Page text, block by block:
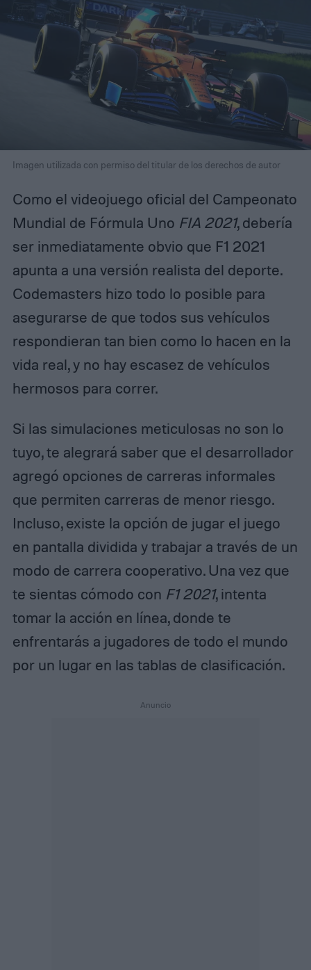
Imagen utilizada con permiso del titular de los derechos de autor
Como el videojuego oficial del Campeonato
Mundial de Fórmula Uno FIA 2021, debería
ser inmediatamente obvio que F1 2021
apunta a una versión realista del deporte.
Codemasters hizo todo lo posible para
asegurarse de que todos sus vehículos
respondieran tan bien como lo hacen en la
vida real, y no hay escasez de vehículos
hermosos para correr.
Si las simulaciones meticulosas no son lo
tuyo, te alegrará saber que el desarrollador
agregó opciones de carreras informales
que permiten carreras de menor riesgo.
Incluso, existe la opción de jugar el juego
en pantalla dividida y trabajar a través de un
modo de carrera cooperativo. Una vez que
te sientas cómodo con F1 2021, intenta
tomar la acción en línea, donde te
enfrentarás a jugadores de todo el mundo
por un lugar en las tablas de clasificación.